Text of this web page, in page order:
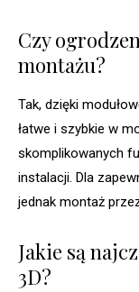
Czy
montażu?
Tak, dzięki
łatwe i szybkie w
skomplikowanych
instalacji. Dla
jednak montaż
Jakie są
3D?